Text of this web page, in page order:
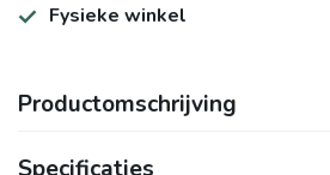
Fysieke winkel
Productomschrijving